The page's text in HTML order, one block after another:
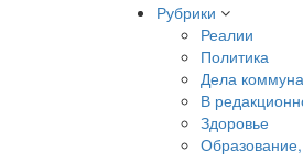
Рубрики
Реалии
Политика
Дела
В
Здоровье
Образование,